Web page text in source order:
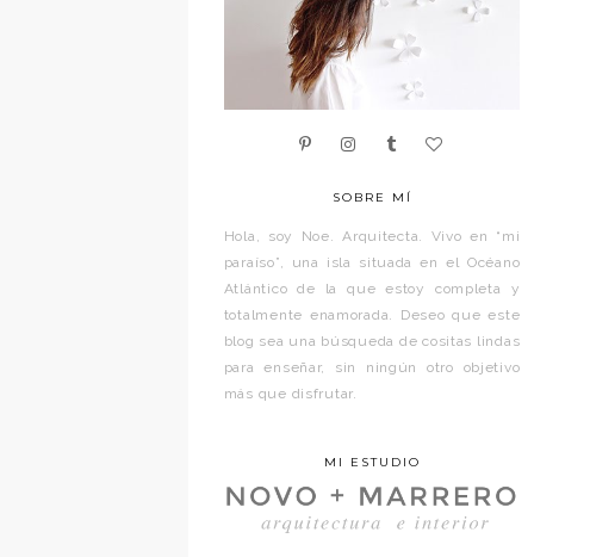
SOBRE MÍ
Hola, soy Noe. Arquitecta. Vivo en “mi
paraíso”, una isla situada en el Océano
Atlántico de la que estoy completa y
totalmente enamorada. Deseo que este
blog sea una búsqueda de cositas lindas
para enseñar, sin ningún otro objetivo
más que disfrutar.
MI ESTUDIO